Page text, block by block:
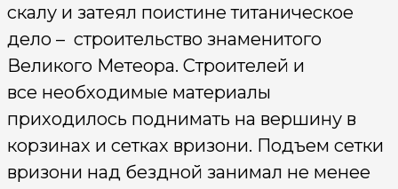
скалу и затеял поистине титани­ческое
дело – строительство знаменитого
Великого Метеора. Строителей и
все необходимые материалы
приходилось поднимать на вершину в
корзинах и сетках вризони. Подъем сетки
вризони над бездной занимал не менее